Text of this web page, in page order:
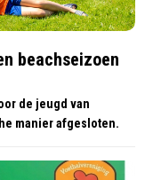
beachseizoen
de jeugd van
manier afgesloten.